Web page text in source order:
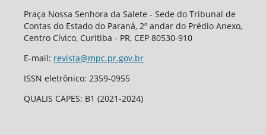
Praça Nossa Senhora da Salete - Sede do Tribunal de
Contas do Estado do Paraná, 2º andar do Prédio Anexo,
Centro Cívico, Curitiba - PR, CEP 80530-910
E-mail: revista@mpc.pr.gov.br
ISSN eletrônico: 2359-0955
QUALIS CAPES: B1 (2021-2024)